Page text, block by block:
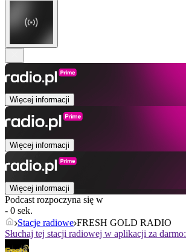
Więcej informacji
Więcej informacji
Więcej informacji
Podcast rozpoczyna się w
- 0 sek.
Stacje radiowe FRESH GOLD RADIO
Słuchaj tej stacji radiowej w aplikacji za darmo: